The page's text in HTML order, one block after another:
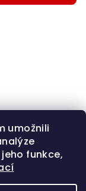
umožnili
funkce,